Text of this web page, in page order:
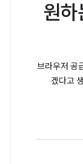
원하
브라우저 공
겠다고